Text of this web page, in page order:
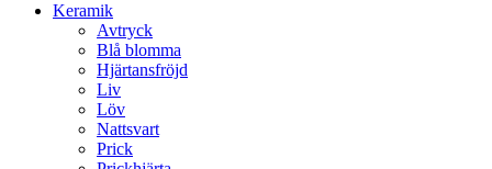
Keramik
Avtryck
Blå blomma
Hjärtansfröjd
Liv
Löv
Nattsvart
Prick